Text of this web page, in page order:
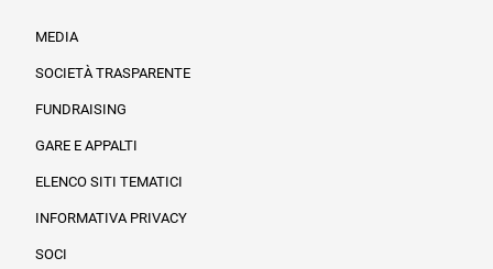
MEDIA
SOCIETÀ TRASPARENTE
FUNDRAISING
GARE E APPALTI
ELENCO SITI TEMATICI
INFORMATIVA PRIVACY
SOCI